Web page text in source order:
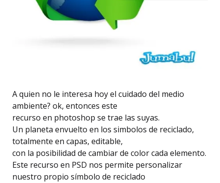
A quien no le interesa hoy el cuidado del medio
ambiente? ok, entonces este
recurso en photoshop se trae las suyas.
Un planeta envuelto en los simbolos de reciclado,
totalmente en capas, editable,
con la posibilidad de cambiar de color cada elemento.
Este recurso en PSD nos permite personalizar
nuestro propio símbolo de reciclado